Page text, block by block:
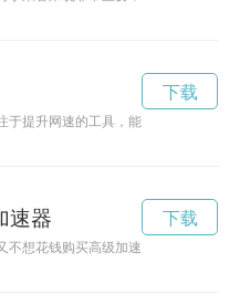
于提升网速的工具，能够有效地加快
下载
速器
不想花钱购买高级加速器？没关系！
下载